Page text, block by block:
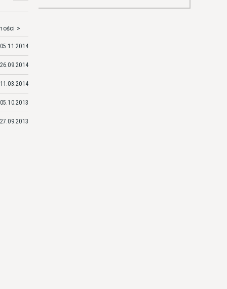
>
05.11.2014
26.09.2014
11.03.2014
05.10.2013
27.09.2013